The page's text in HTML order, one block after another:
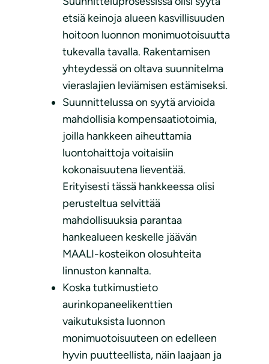
etsiä keinoja alueen kasvillisuuden
hoitoon luonnon monimuotoisuutta
tukevalla tavalla. Rakentamisen
yhteydessä on oltava suunnitelma
vieraslajien leviämisen estämiseksi.
Suunnittelussa on syytä arvioida
mahdollisia kompensaatiotoimia,
joilla hankkeen aiheuttamia
luontohaittoja voitaisiin
kokonaisuutena lieventää.
Erityisesti tässä hankkeessa olisi
perusteltua selvittää
mahdollisuuksia parantaa
hankealueen keskelle jäävän
MAALI-kosteikon olosuhteita
linnuston kannalta.
Koska tutkimustieto
aurinkopaneelikenttien
vaikutuksista luonnon
monimuotoisuuteen on edelleen
hyvin puutteellista, näin laajaan ja